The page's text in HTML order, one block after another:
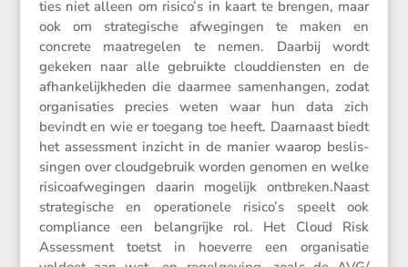
ties niet alleen om risico’s in kaart te brengen, maar
ook om strate­gi­sche afwegingen te maken en
concrete maatre­gelen te nemen. Daarbij wordt
gekeken naar alle gebruikte cloud­dien­sten en de
afhan­ke­lijk­heden die daarmee samen­hangen, zodat
organi­sa­ties precies weten waar hun data zich
bevindt en wie er toegang toe heeft. Daarnaast biedt
het assess­ment inzicht in de manier waarop beslis­
singen over cloud­ge­bruik worden genomen en welke
risico­af­we­gingen daarin mogelijk ontbreken.Naast
strate­gi­sche en opera­ti­o­nele risico’s speelt ook
compli­ance een belang­rijke rol. Het Cloud Risk
Assess­ment toetst in hoeverre een organi­satie